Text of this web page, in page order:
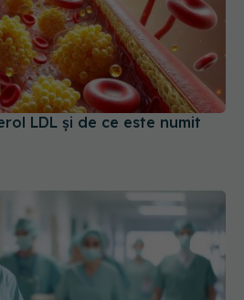
LDL și de ce este numit